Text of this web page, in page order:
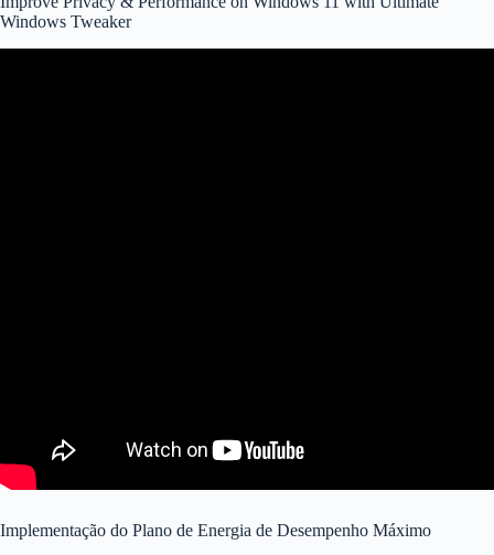
Windows Tweaker
Implementação do Plano de Energia de Desempenho Máximo